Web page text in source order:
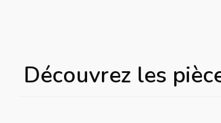
Découvrez les